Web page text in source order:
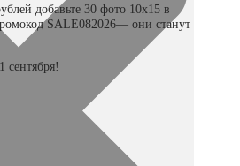
добавьте 30 фото 10х15 в
SALE082026— они станут
сентября!